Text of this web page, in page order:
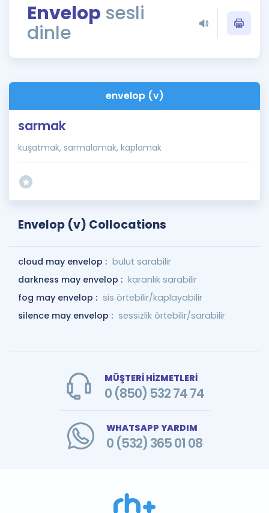
Rehberlik Aracı
ÖSYM Sınav Takvimi
İngilizce Gramer
Envelop sesli
dinle
envelop (v)
sarmak
kuşatmak, sarmalamak, kaplamak
Envelop (v) Collocations
cloud may envelop : bulut sarabilir
darkness may envelop : karanlık sarabilir
fog may envelop : sis örtebilir/kaplayabilir
silence may envelop : sessizlik örtebilir/sarabilir
MÜŞTERİ HİZMETLERİ
0 (850) 532 74 74
WHATSAPP YARDIM
0 (532) 365 01 08